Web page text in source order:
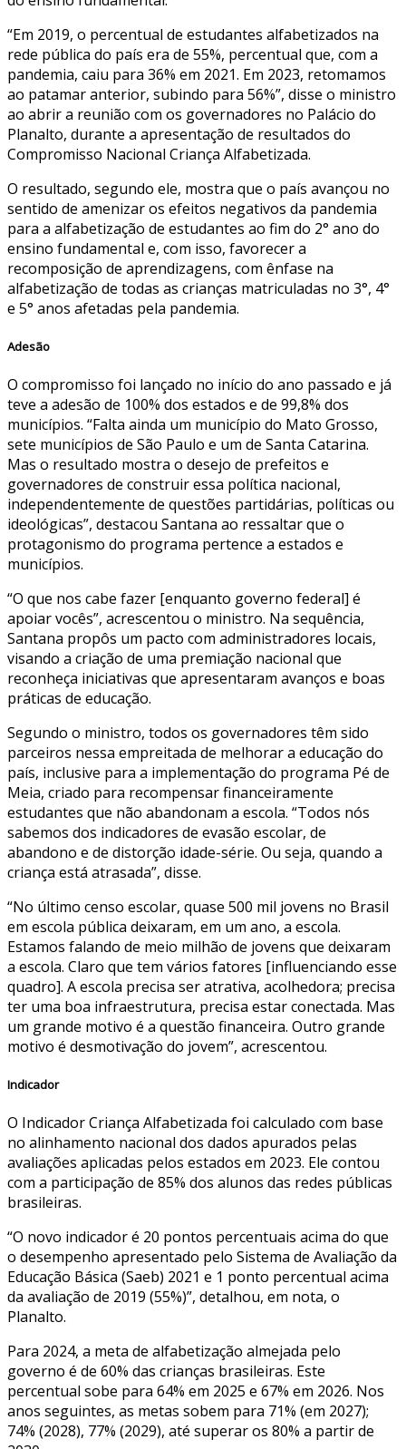
“Em 2019, o percentual de estudantes alfabetizados na
rede pública do país era de 55%, percentual que, com a
pandemia, caiu para 36% em 2021. Em 2023, retomamos
ao patamar anterior, subindo para 56%”, disse o ministro
ao abrir a reunião com os governadores no Palácio do
Planalto, durante a apresentação de resultados do
Compromisso Nacional Criança Alfabetizada.
O resultado, segundo ele, mostra que o país avançou no
sentido de amenizar os efeitos negativos da pandemia
para a alfabetização de estudantes ao fim do 2° ano do
ensino fundamental e, com isso, favorecer a
recomposição de aprendizagens, com ênfase na
alfabetização de todas as crianças matriculadas no 3°, 4°
e 5° anos afetadas pela pandemia.
Adesão
O compromisso foi lançado no início do ano passado e já
teve a adesão de 100% dos estados e de 99,8% dos
municípios. “Falta ainda um município do Mato Grosso,
sete municípios de São Paulo e um de Santa Catarina.
Mas o resultado mostra o desejo de prefeitos e
governadores de construir essa política nacional,
independentemente de questões partidárias, políticas ou
ideológicas”, destacou Santana ao ressaltar que o
protagonismo do programa pertence a estados e
municípios.
“O que nos cabe fazer [enquanto governo federal] é
apoiar vocês”, acrescentou o ministro. Na sequência,
Santana propôs um pacto com administradores locais,
visando a criação de uma premiação nacional que
reconheça iniciativas que apresentaram avanços e boas
práticas de educação.
Segundo o ministro, todos os governadores têm sido
parceiros nessa empreitada de melhorar a educação do
país, inclusive para a implementação do programa Pé de
Meia, criado para recompensar financeiramente
estudantes que não abandonam a escola. “Todos nós
sabemos dos indicadores de evasão escolar, de
abandono e de distorção idade-série. Ou seja, quando a
criança está atrasada”, disse.
“No último censo escolar, quase 500 mil jovens no Brasil
em escola pública deixaram, em um ano, a escola.
Estamos falando de meio milhão de jovens que deixaram
a escola. Claro que tem vários fatores [influenciando esse
quadro]. A escola precisa ser atrativa, acolhedora; precisa
ter uma boa infraestrutura, precisa estar conectada. Mas
um grande motivo é a questão financeira. Outro grande
motivo é desmotivação do jovem”, acrescentou.
Indicador
O Indicador Criança Alfabetizada foi calculado com base
no alinhamento nacional dos dados apurados pelas
avaliações aplicadas pelos estados em 2023. Ele contou
com a participação de 85% dos alunos das redes públicas
brasileiras.
“O novo indicador é 20 pontos percentuais acima do que
o desempenho apresentado pelo Sistema de Avaliação da
Educação Básica (Saeb) 2021 e 1 ponto percentual acima
da avaliação de 2019 (55%)”, detalhou, em nota, o
Planalto.
Para 2024, a meta de alfabetização almejada pelo
governo é de 60% das crianças brasileiras. Este
percentual sobe para 64% em 2025 e 67% em 2026. Nos
anos seguintes, as metas sobem para 71% (em 2027);
74% (2028), 77% (2029), até superar os 80% a partir de